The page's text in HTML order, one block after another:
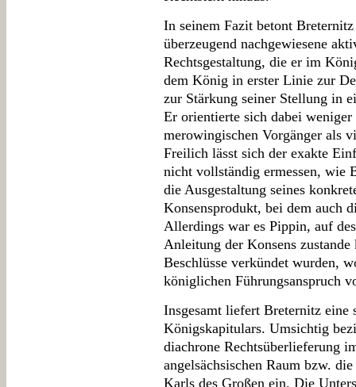
In seinem Fazit betont
überzeugend nachgewiesene
Rechtsgestaltung, die er im
dem König in erster Linie zur
zur Stärkung seiner Stellung in
Er orientierte sich dabei weniger
merowingischen Vorgänger als
Freilich lässt sich der exakte
nicht vollständig ermessen, wie
die Ausgestaltung seines
Konsensprodukt, bei dem auch
Allerdings war es Pippin, auf
Anleitung der Konsens
Beschlüsse verkündet wurden,
königlichen Führungsanspruch
Insgesamt liefert Breternitz eine
Königskapitulars. Umsichtig
diachrone Rechtsüberlieferung
angelsächsischen Raum bzw.
Karls des Großen ein. Die